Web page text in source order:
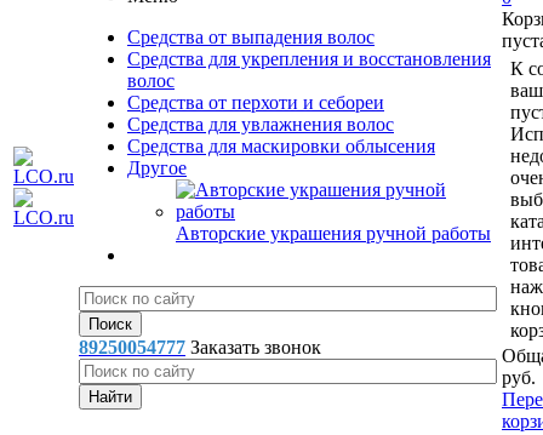
Средства от выпадения волос
Средства для укрепления и восстановления
волос
Средства от перхоти и себореи
Средства для увлажнения волос
Средства для маскировки облысения
Другое
Авторские украшения ручной работы
89250054777 Заказать звонок
К
руб.